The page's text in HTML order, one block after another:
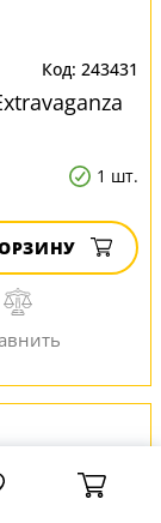
243431
1 шт.